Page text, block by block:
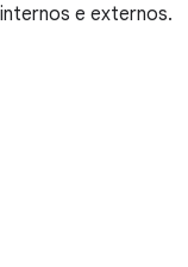
internos e externos.